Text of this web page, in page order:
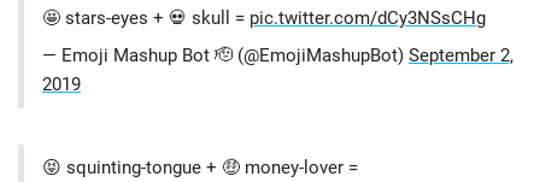
🤩 stars-eyes + 💀 skull = pic.twitter.com/dCy3NSsCHg
— Emoji Mashup Bot 🫡 (@EmojiMashupBot) September 2,
2019
😝 squinting-tongue + 🤑 money-lover =